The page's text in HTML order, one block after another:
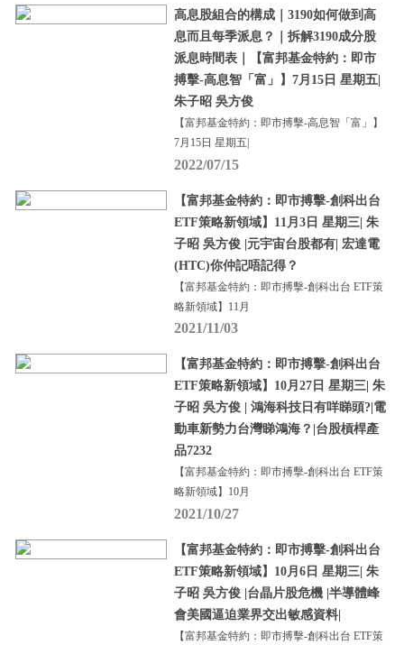
高息股組合的構成｜3190如何做到高
息而且每季派息？｜拆解3190成分股
派息時間表｜【富邦基金特約：即市
搏擊-高息智「富」】7月15日 星期五|
朱子昭 吳方俊
【富邦基金特約：即市搏擊-高息智「富」】
7月15日 星期五|
2022/07/15
【富邦基金特約：即市搏擊-創科出台
ETF策略新領域】11月3日 星期三| 朱
子昭 吳方俊 |元宇宙台股都有| 宏達電
(HTC)你仲記唔記得？
【富邦基金特約：即市搏擊-創科出台 ETF策
略新領域】11月
2021/11/03
【富邦基金特約：即市搏擊-創科出台
ETF策略新領域】10月27日 星期三| 朱
子昭 吳方俊 | 鴻海科技日有咩睇頭?|電
動車新勢力台灣睇鴻海？|台股槓桿產
品7232
【富邦基金特約：即市搏擊-創科出台 ETF策
略新領域】10月
2021/10/27
【富邦基金特約：即市搏擊-創科出台
ETF策略新領域】10月6日 星期三| 朱
子昭 吳方俊 |台晶片股危機 |半導體峰
會美國逼迫業界交出敏感資料|
【富邦基金特約：即市搏擊-創科出台 ETF策